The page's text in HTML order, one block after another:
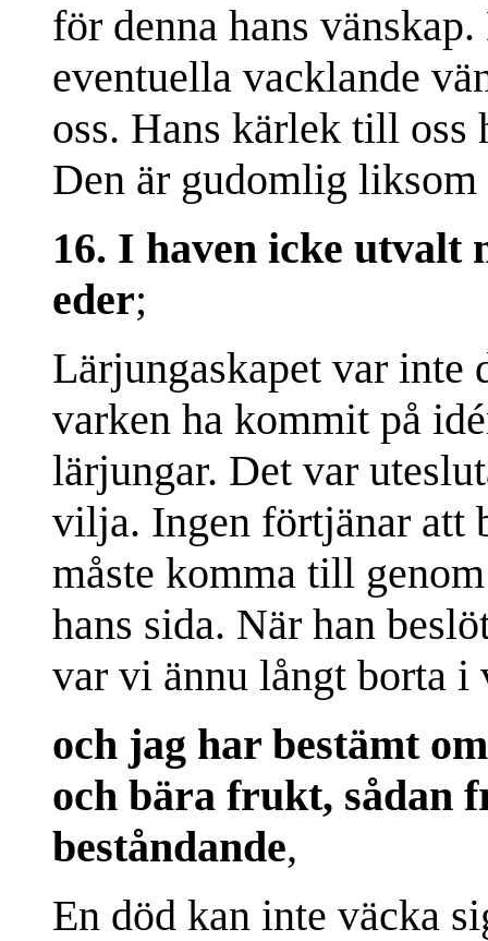
för denna hans
eventuella vacklande
oss. Hans kärlek till oss
Den är gudomlig liksom
16. I haven icke utvalt
eder;
Lärjungaskapet var
varken ha kommit på
lärjungar. Det var
vilja. Ingen förtjänar att
måste komma till
hans sida. När han
var vi ännu långt borta i
och jag har bestämt
och bära frukt, sådan
beståndande,
En död kan inte väcka